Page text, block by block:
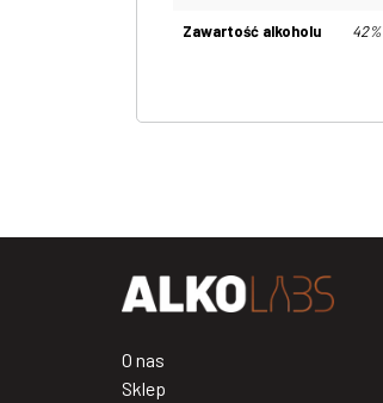
Zawartość alkoholu 42%
O nas
Sklep